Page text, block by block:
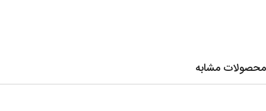
محصولات مشابه